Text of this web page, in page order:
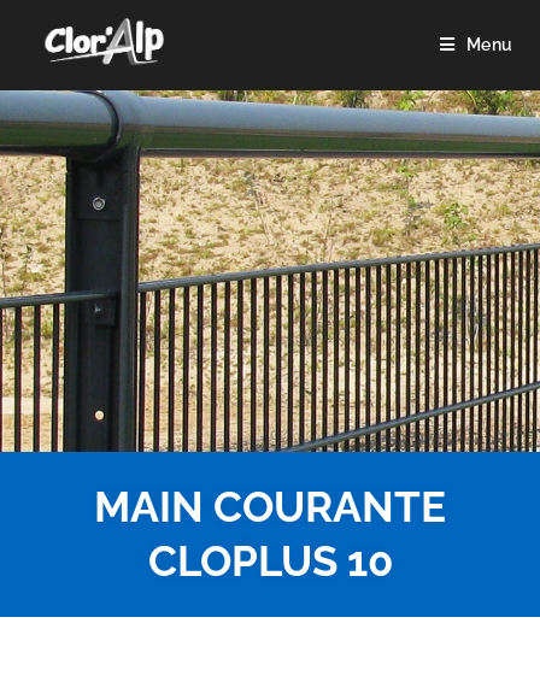
Menu
MAIN COURANTE
CLOPLUS 10